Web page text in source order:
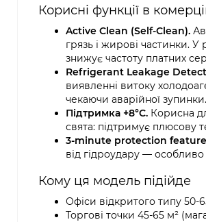
Корисні функції в
Active Clean (Self-Clean).
грязь і жирові частинки. У
знижує частоту платних
Refrigerant Leakage
виявленні витоку
чекаючи аварійної зупинки.
Підтримка +8°C. Корисна
свята: підтримує плюсову
3-minute protection
від гідроудару —
Кому ця модель підійде
Офіси відкритого типу 50-
Торгові точки 45-65 м²